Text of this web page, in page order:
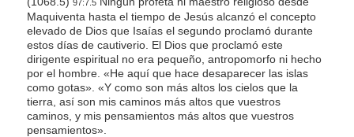
97:7.5
Maquiventa hasta el tiempo de Jesús alcanzó el concepto
elevado de Dios que Isaías el segundo proclamó durante
estos días de cautiverio. El Dios que proclamó este
dirigente espiritual no era pequeño, antropomorfo ni hecho
por el hombre. «He aquí que hace desaparecer las islas
como gotas». «Y como son más altos los cielos que la
tierra, así son mis caminos más altos que vuestros
caminos, y mis pensamientos más altos que vuestros
pensamientos».